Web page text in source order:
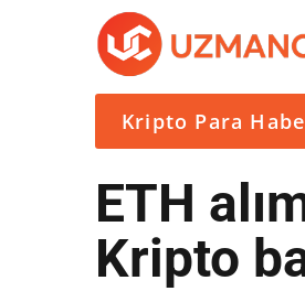
Kripto Para
ETH
Kripto